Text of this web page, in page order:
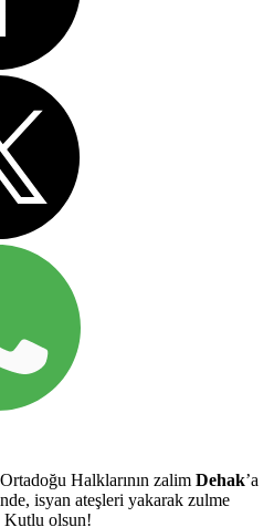
Halklarının zalim Dehak’a
isyan ateşleri yakarak zulme
Kutlu olsun!